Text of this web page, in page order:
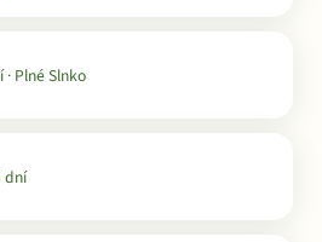
· Plné Slnko
dní